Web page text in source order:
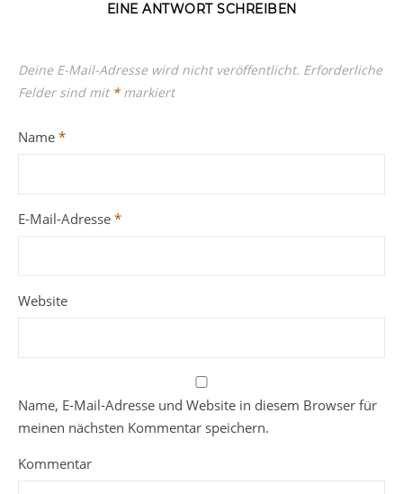
EINE ANTWORT SCHREIBEN
Deine E-Mail-Adresse wird nicht veröffentlicht. Erforderliche
Felder sind mit *markiert
Name *
E-Mail-Adresse *
Website
Name, E-Mail-Adresse und Website in diesem Browser für
meinen nächsten Kommentar speichern.
Kommentar